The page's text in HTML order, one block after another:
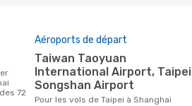
72
Aéroports de départ
Taiwan Taoyuan
International Airport, Taipei
Songshan Airport
Pour les vols de Taipei à Shanghai